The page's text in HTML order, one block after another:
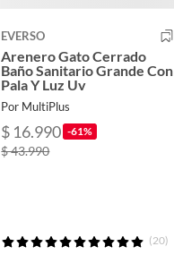
EVERSO
Arenero Gato Cerrado
Baño Sanitario Grande Con
Pala Y Luz Uv
Por MultiPlus
$ 16.990 -61%
$ 43.990
(20)